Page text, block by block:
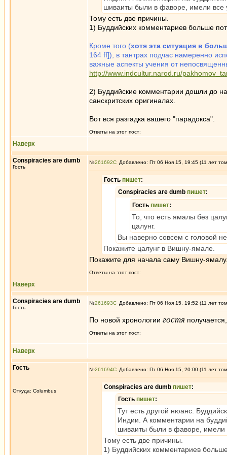
шиваиты были в фаворе, имели все
Тому есть две причины.
1) Буддийских комментариев больше
Кроме того (хотя эта ситуация в
164 ff]), в тантрах подчас намеренно
важные аспекты учения от
http://www.indcultur.narod.ru/
2) Буддийские комментарии дошли до
санскритских оригиналах.
Вот вся разгадка вашего "парадокса".
Ответы на этот пост:
Наверх
Conspiracies are dumb
Гость
№261692 Добавлено: Пт 06 Ноя 15, 19:45 (11 лет
Гость пишет:
Conspiracies are dumb пишет:
Гость пишет:
То, что есть ямалы без
цалунг.
Вы наверно совсем с головой
Покажите цалунг в Вишну-ямале.
Покажите для начала саму Вишну-
Ответы на этот пост:
Наверх
Conspiracies are dumb
Гость
№261693 Добавлено: Пт 06 Ноя 15, 19:52 (11 лет
По новой хронологии гостя
Ответы на этот пост:
Наверх
Гость
Откуда: Columbus
№261694 Добавлено: Пт 06 Ноя 15, 20:00 (11 лет
Conspiracies are dumb пишет:
Гость пишет:
Тут есть другой нюанс.
Индии. А комментарии на
шиваиты были в фаворе, имели
Тому есть две причины.
1) Буддийских комментариев